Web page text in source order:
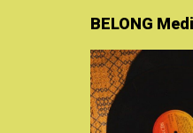
BELONG